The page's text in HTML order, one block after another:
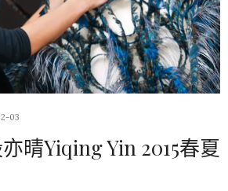
03
晴Yiqing Yin 2015春夏